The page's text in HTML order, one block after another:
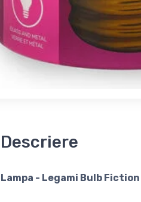
Descriere
Lampa - Legami Bulb Fiction